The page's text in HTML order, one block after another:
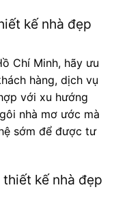
kế nhà đẹp
Chí Minh, hãy ưu
hàng, dịch vụ
với xu hướng
nhà mơ ước mà
sớm để được tư
kế nhà đẹp